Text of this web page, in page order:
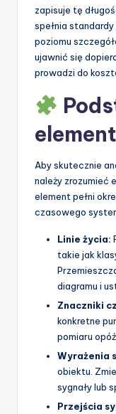
zapisuje tę
spełnia
poziomu
ujawnić się
prowadzi do
Aby skutecznie
należy zrozumieć
element pełni
czasowego
Linie życia:
takie jak
diagramu i
Znaczniki
konkretne
pomiaru
Wyrażenia
obiektu.
sygnały lub
Przejścia